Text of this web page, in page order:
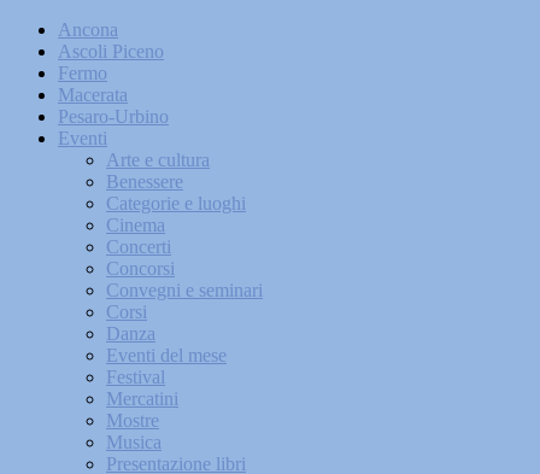
Ancona
Ascoli Piceno
Fermo
Macerata
Pesaro-Urbino
Eventi
Arte e cultura
Benessere
Categorie e luoghi
Cinema
Concerti
Concorsi
Convegni e seminari
Corsi
Danza
Eventi del mese
Festival
Mercatini
Mostre
Musica
Presentazione libri